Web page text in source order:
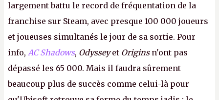
largement battu le record de fréquentation de la
franchise sur Steam, avec presque 100 000 joueurs
et joueuses simultanés le jour de sa sortie. Pour
info, AC Shadows, Odysseyet Originsn'ont pas
dépassé les 65 000. Mais il faudra sûrement
beaucoup plus de succès comme celui-là pour